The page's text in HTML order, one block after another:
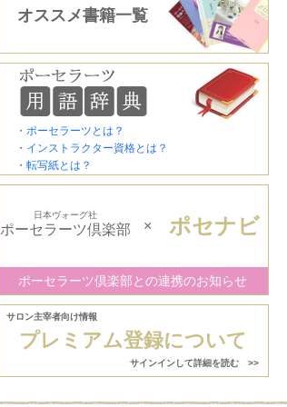
オススメ書籍一覧
・ ポーセラーツとは？
・ インストラクター資格とは？
・ 転写紙とは？
日本ヴォーグ社
ポーセラーツ倶楽部 × ポセナビ
ポーセラーツ倶楽部との連携のお知らせ
サロン主宰者向け情報
プレミアム登録について
サインインして詳細を読む >>